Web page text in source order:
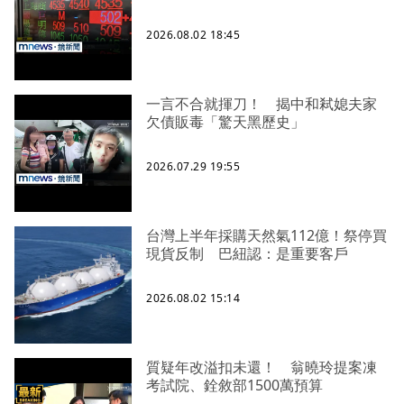
2026.08.02 18:45
一言不合就揮刀！ 揭中和弒媳夫家
欠債販毒「驚天黑歷史」
2026.07.29 19:55
台灣上半年採購天然氣112億！祭停買
現貨反制 巴紐認：是重要客戶
2026.08.02 15:14
質疑年改溢扣未還！ 翁曉玲提案凍
考試院、銓敘部1500萬預算